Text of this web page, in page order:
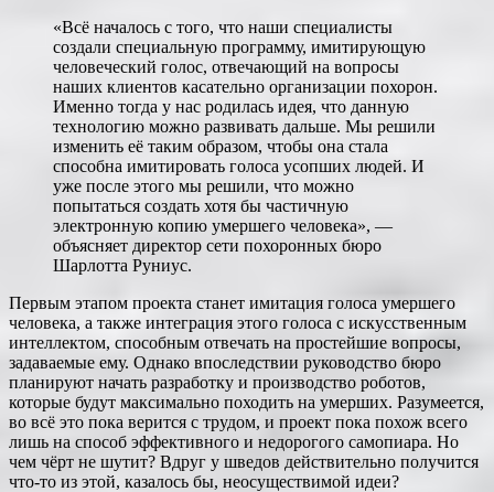
«Всё началось с того, что наши специалисты
создали специальную программу, имитирующую
человеческий голос, отвечающий на вопросы
наших клиентов касательно организации похорон.
Именно тогда у нас родилась идея, что данную
технологию можно развивать дальше. Мы решили
изменить её таким образом, чтобы она стала
способна имитировать голоса усопших людей. И
уже после этого мы решили, что можно
попытаться создать хотя бы частичную
электронную копию умершего человека», —
объясняет директор сети похоронных бюро
Шарлотта Руниус.
Первым этапом проекта станет имитация голоса умершего
человека, а также интеграция этого голоса с искусственным
интеллектом, способным отвечать на простейшие вопросы,
задаваемые ему. Однако впоследствии руководство бюро
планируют начать разработку и производство роботов,
которые будут максимально походить на умерших. Разумеется,
во всё это пока верится с трудом, и проект пока похож всего
лишь на способ эффективного и недорогого самопиара. Но
чем чёрт не шутит? Вдруг у шведов действительно получится
что-то из этой, казалось бы, неосуществимой идеи?